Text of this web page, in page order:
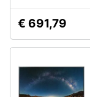
€ 691,79